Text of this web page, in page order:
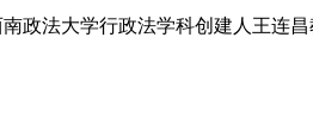
政法大学行政法学科创建人王连